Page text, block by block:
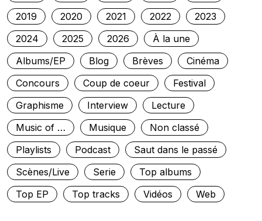
2019
2020 2021 2022
2023
2024
2025 2026
À la une
Albums/EP
Blog Brèves
Cinéma
Concours
Coup de coeur
Festival
Graphisme
Interview
Lecture
Music of …
Musique
Non classé
Playlists
Podcast
Saut dans le passé
Scènes/Live
Serie
Top albums
Top EP
Top tracks Vidéos Web